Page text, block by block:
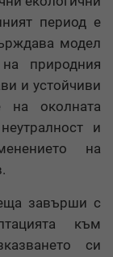
период е
модел
природния
и устойчиви
на околната
и
на
завърши с
към
си